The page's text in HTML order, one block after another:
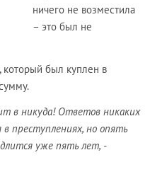
ничего не возместила
– это был не
который был куплен в
в никуда! Ответов никаких
преступлениях, но опять
уже пять лет, -